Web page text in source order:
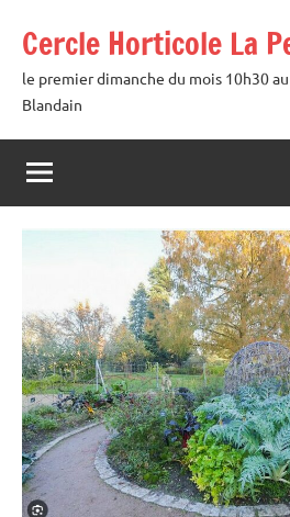
contenu
Cercle Horticole La
le premier dimanche du mois 10h30
Blandain